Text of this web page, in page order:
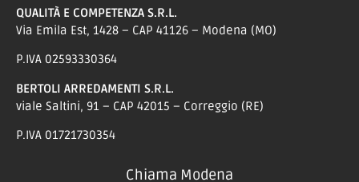
QUALITÀ E COMPETENZA S.R.L.
Via Emila Est, 1428 – CAP 41126 – Modena (MO)
P.IVA 02593330364
BERTOLI ARREDAMENTI S.R.L.